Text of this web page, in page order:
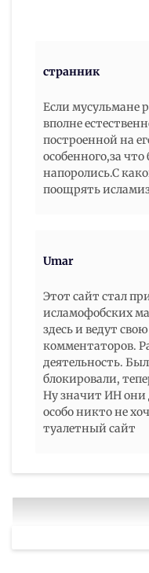
странник
Если мусульмане
вполне
построенной на
особенного,за
напоролись.С
поощрять
Umar
Этот сайт стал
исламофобских
здесь и ведут
комментаторов.
деятельность.
блокировали,
Ну значит ИН они
особо никто не
туалетный сайт